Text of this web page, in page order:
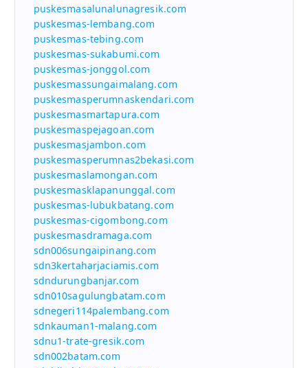
puskesmasalunalunagresik.com
puskesmas-lembang.com
puskesmas-tebing.com
puskesmas-sukabumi.com
puskesmas-jonggol.com
puskesmassungaimalang.com
puskesmasperumnaskendari.com
puskesmasmartapura.com
puskesmaspejagoan.com
puskesmasjambon.com
puskesmasperumnas2bekasi.com
puskesmaslamongan.com
puskesmasklapanunggal.com
puskesmas-lubukbatang.com
puskesmas-cigombong.com
puskesmasdramaga.com
sdn006sungaipinang.com
sdn3kertaharjaciamis.com
sdndurungbanjar.com
sdn010sagulungbatam.com
sdnegeri114palembang.com
sdnkauman1-malang.com
sdnu1-trate-gresik.com
sdn002batam.com